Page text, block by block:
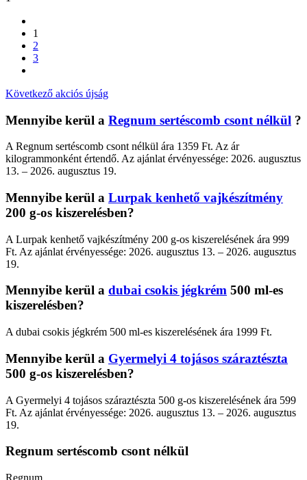
1
2
3
Következő akciós újság
Mennyibe kerül a Regnum sertéscomb csont nélkül ?
A Regnum sertéscomb csont nélkül ára 1359 Ft. Az ár
kilogrammonként értendő. Az ajánlat érvényessége: 2026. augusztus
13. – 2026. augusztus 19.
Mennyibe kerül a Lurpak kenhető vajkészítmény
200 g-os kiszerelésben?
A Lurpak kenhető vajkészítmény 200 g-os kiszerelésének ára 999
Ft. Az ajánlat érvényessége: 2026. augusztus 13. – 2026. augusztus
19.
Mennyibe kerül a dubai csokis jégkrém 500 ml-es
kiszerelésben?
A dubai csokis jégkrém 500 ml-es kiszerelésének ára 1999 Ft.
Mennyibe kerül a Gyermelyi 4 tojásos száraztészta
500 g-os kiszerelésben?
A Gyermelyi 4 tojásos száraztészta 500 g-os kiszerelésének ára 599
Ft. Az ajánlat érvényessége: 2026. augusztus 13. – 2026. augusztus
19.
Regnum sertéscomb csont nélkül
Regnum